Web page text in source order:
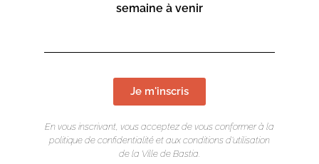
Centru culturale Alb’Oru
semaine à venir
Je m'inscris
En vous inscrivant, vous acceptez de vous conformer à la
politique de confidentialité et aux conditions d’utilisation
de la Ville de Bastia.